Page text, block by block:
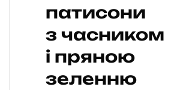
патисони
з часником
і пряною
зеленню